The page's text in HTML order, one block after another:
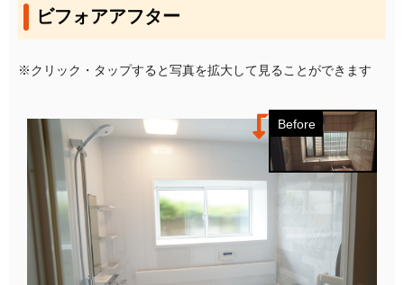
ビフォアアフター
※クリック・タップすると写真を拡大して見ることができます
Before